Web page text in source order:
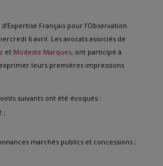
Français pour l’Observation
6 avril. Les avocats associés de
et Modeste Marques, ont participé à
leurs premières impressions
suivants ont été évoqués :
;
marchés publics et concessions ;